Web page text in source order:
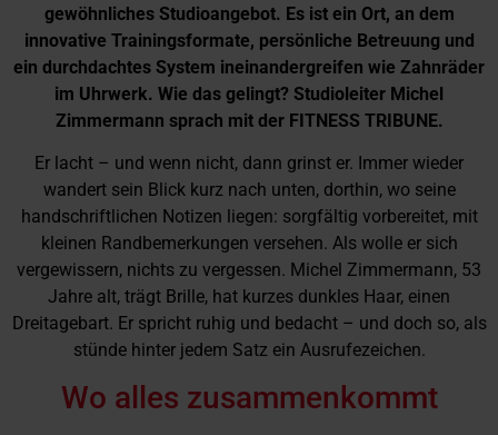
gewöhnliches Studioangebot. Es ist ein Ort, an dem
innovative Trainingsformate, persönliche Betreuung und
ein durchdachtes System ineinandergreifen wie Zahnräder
im Uhrwerk. Wie das gelingt? Studioleiter Michel
Zimmermann sprach mit der FITNESS TRIBUNE.
Er lacht – und wenn nicht, dann grinst er. Immer wieder
wandert sein Blick kurz nach unten, dorthin, wo seine
handschriftlichen Notizen liegen: sorgfältig vorbereitet, mit
kleinen Randbemerkungen versehen. Als wolle er sich
vergewissern, nichts zu vergessen. Michel Zimmermann, 53
Jahre alt, trägt Brille, hat kurzes dunkles Haar, einen
Dreitagebart. Er spricht ruhig und bedacht – und doch so, als
stünde hinter jedem Satz ein Ausrufezeichen.
Wo alles zusammenkommt